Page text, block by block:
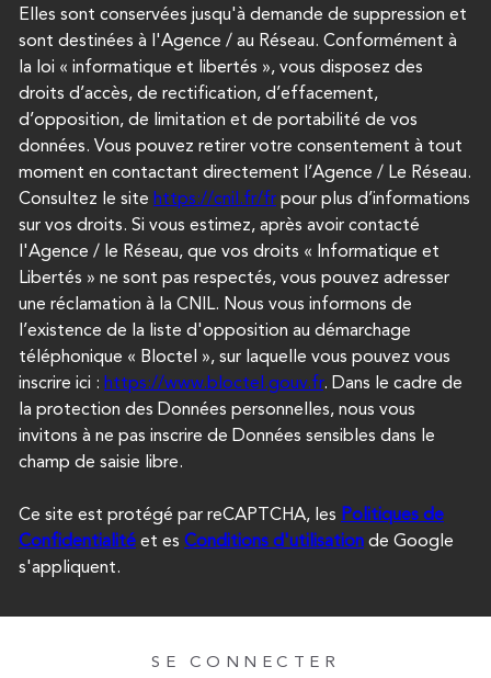
Elles sont conservées jusqu'à demande de suppression et
sont destinées à l'Agence / au Réseau. Conformément à
la loi « informatique et libertés », vous disposez des
droits d’accès, de rectification, d’effacement,
d’opposition, de limitation et de portabilité de vos
données. Vous pouvez retirer votre consentement à tout
moment en contactant directement l’Agence / Le Réseau.
Consultez le site https://cnil.fr/fr pour plus d’informations
sur vos droits. Si vous estimez, après avoir contacté
l'Agence / le Réseau, que vos droits « Informatique et
Libertés » ne sont pas respectés, vous pouvez adresser
une réclamation à la CNIL. Nous vous informons de
l’existence de la liste d'opposition au démarchage
téléphonique « Bloctel », sur laquelle vous pouvez vous
inscrire ici : https://www.bloctel.gouv.fr. Dans le cadre de
la protection des Données personnelles, nous vous
invitons à ne pas inscrire de Données sensibles dans le
champ de saisie libre.
Ce site est protégé par reCAPTCHA, les Politiques de
Confidentialité et es Conditions d'utilisation de Google
s'appliquent.
SE CONNECTER